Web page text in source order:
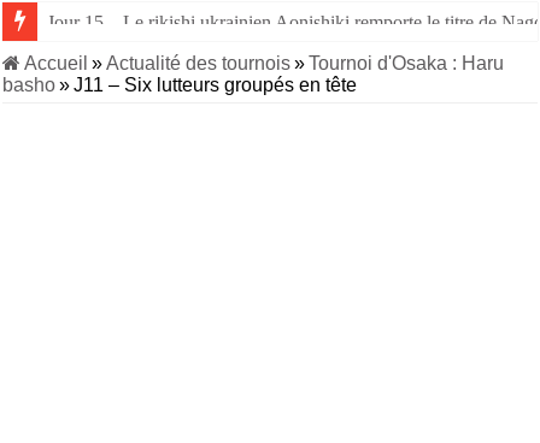
Jour 14 – Aonishiki triomphe de Takerufuji et se rapproche du
Accueil »Actualité des tournois»Tournoi d'Osaka : Haru
basho»J11 – Six lutteurs groupés en tête